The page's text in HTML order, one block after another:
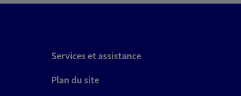
d'assurance exclusif AXA France
Services et assistance
Plan du site